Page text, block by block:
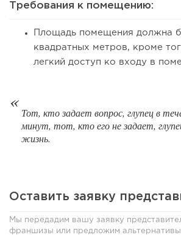
108
Франшиза кафе: рейтинг лучших
открытия заведения
111
Требования к помещению:
Площадь помещения должна
квадратных метров, кроме
легкий доступ ко входу в
Тот, кто задает вопрос, глупец в
минут, тот, кто его не задает,
жизнь.
Оставить заявку
Мы передадим вашу заявку
франшизы или предложим альтернативы